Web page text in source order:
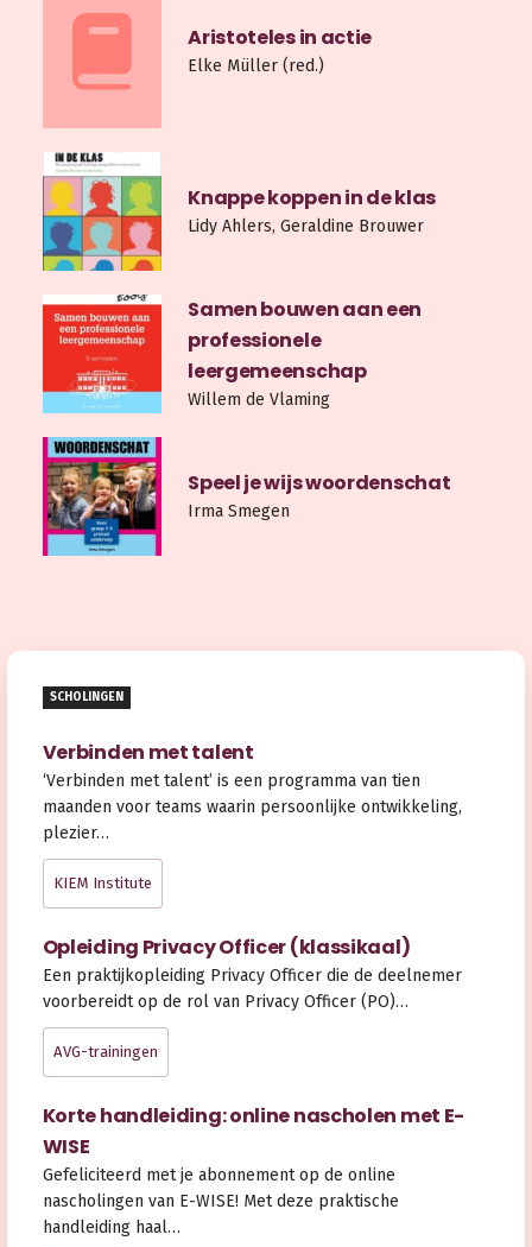
Aristoteles in actie
Elke Müller (red.)
Knappe koppen in de klas
Lidy Ahlers, Geraldine Brouwer
Samen bouwen aan een
professionele
leergemeenschap
Willem de Vlaming
Speel je wijs woordenschat
Irma Smegen
SCHOLINGEN
Verbinden met talent
‘Verbinden met talent’ is een programma van tien
maanden voor teams waarin persoonlijke ontwikkeling,
plezier…
KIEM Institute
Opleiding Privacy Officer (klassikaal)
Een praktijkopleiding Privacy Officer die de deelnemer
voorbereidt op de rol van Privacy Officer (PO)…
AVG-trainingen
Korte handleiding: online nascholen met E-
WISE
Gefeliciteerd met je abonnement op de online
nascholingen van E-WISE! Met deze praktische
handleiding haal…